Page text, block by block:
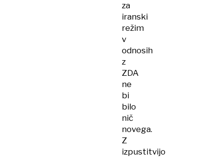
za
iranski
režim
v
odnosih
z
ZDA
ne
bi
bilo
nič
novega.
Z
izpustitvijo